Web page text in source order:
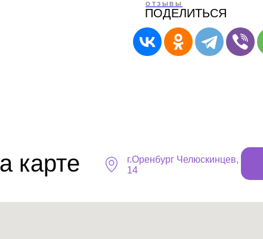
ОТЗЫВЫ
ПОДЕЛИТЬСЯ
карте
г.Оренбург ​Челюскинцев,
14